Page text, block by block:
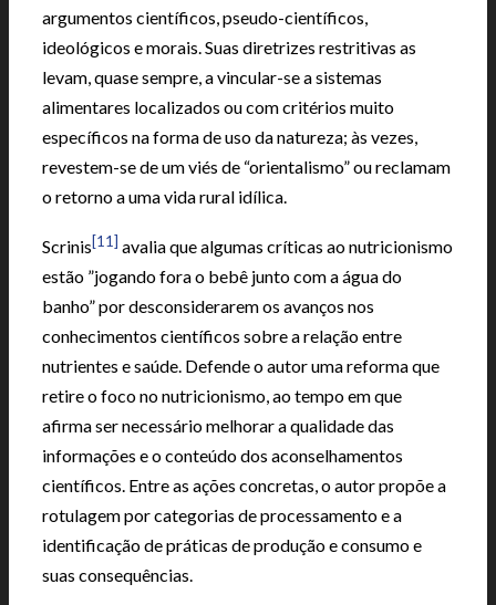
argumentos científicos, pseudo-científicos,
ideológicos e morais. Suas diretrizes restritivas as
levam, quase sempre, a vincular-se a sistemas
alimentares localizados ou com critérios muito
específicos na forma de uso da natureza; às vezes,
revestem-se de um viés de “orientalismo” ou reclamam
o retorno a uma vida rural idílica.
Scrinis[11] avalia que algumas críticas ao nutricionismo
estão ”jogando fora o bebê junto com a água do
banho” por desconsiderarem os avanços nos
conhecimentos científicos sobre a relação entre
nutrientes e saúde. Defende o autor uma reforma que
retire o foco no nutricionismo, ao tempo em que
afirma ser necessário melhorar a qualidade das
informações e o conteúdo dos aconselhamentos
científicos. Entre as ações concretas, o autor propõe a
rotulagem por categorias de processamento e a
identificação de práticas de produção e consumo e
suas consequências.